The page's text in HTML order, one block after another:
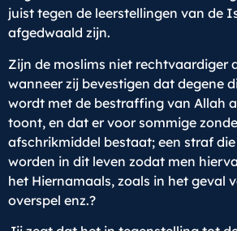
juist tegen de leerstellingen van de
afgedwaald zijn.
Zijn de moslims niet rechtvaardiger
wanneer zij bevestigen dat degene
wordt met de bestraffing van Allah
toont, en dat er voor sommige
afschrikmiddel bestaat; een straf
worden in dit leven zodat men
het Hiernamaals, zoals in het geval
overspel enz.?